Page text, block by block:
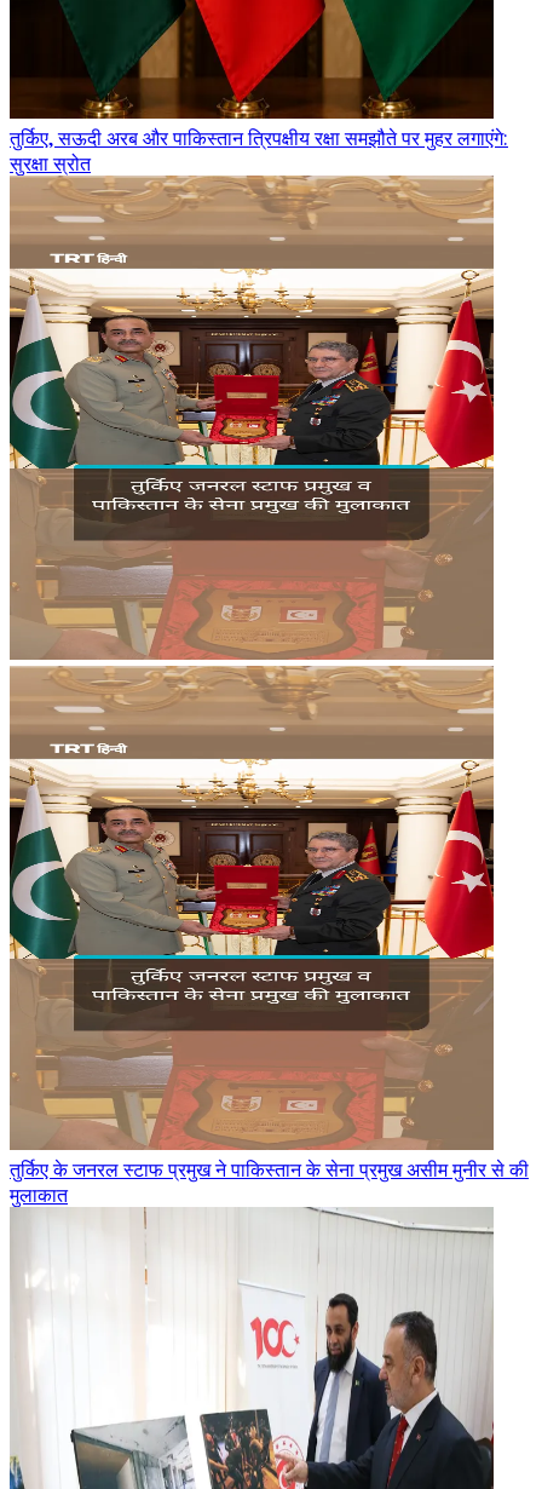
तुर्किए, सऊदी अरब और पाकिस्तान त्रिपक्षीय रक्षा समझौते पर मुहर लगाएंगे:
सुरक्षा स्रोत
तुर्किए के जनरल स्टाफ प्रमुख ने पाकिस्तान के सेना प्रमुख असीम मुनीर से की
मुलाकात